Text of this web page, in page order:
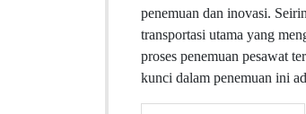
penemuan dan inovasi.
transportasi utama yang
proses penemuan pesawat
kunci dalam penemuan ini